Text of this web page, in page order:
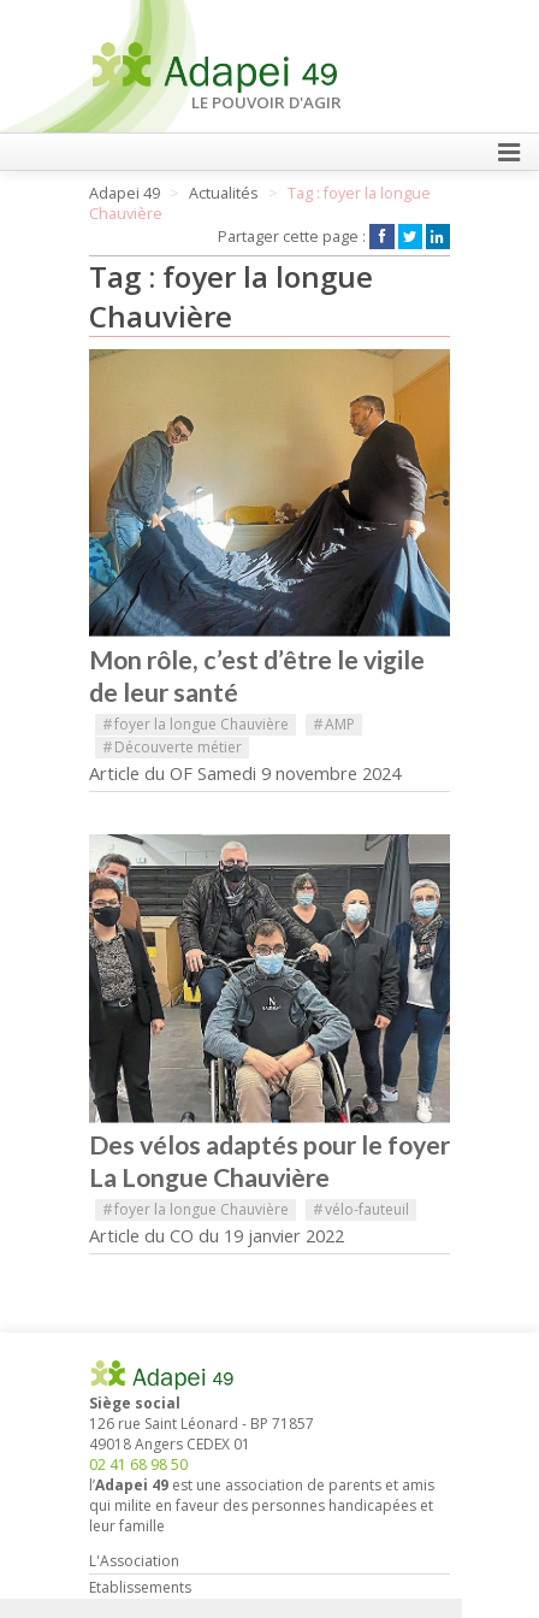
LE POUVOIR D'AGIR
FAIRE UN DON
Adapei 49 Actualités
Tag : foyer la longue
Chauvière
Partager cette page :
Tag : foyer la longue
Chauvière
Mon rôle, c’est d’être le vigile
de leur santé
#foyer la longue Chauvière #AMP
#Découverte métier
Article du OF Samedi 9 novembre 2024
Des vélos adaptés pour le foyer
La Longue Chauvière
#foyer la longue Chauvière #vélo-fauteuil
Article du CO du 19 janvier 2022
Siège social
126 rue Saint Léonard - BP 71857
49018Angers CEDEX 01
02 41 68 98 50
l’Adapei 49 est une association de parents et amis
qui milite en faveur des personnes handicapées et
leur famille
L'Association
Etablissements